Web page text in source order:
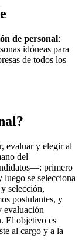
de personal:
idóneas para
de todos los
evaluar y elegir al
del
primero
luego se selecciona
selección,
postulantes, y
evaluación
El objetivo es
al cargo y a la